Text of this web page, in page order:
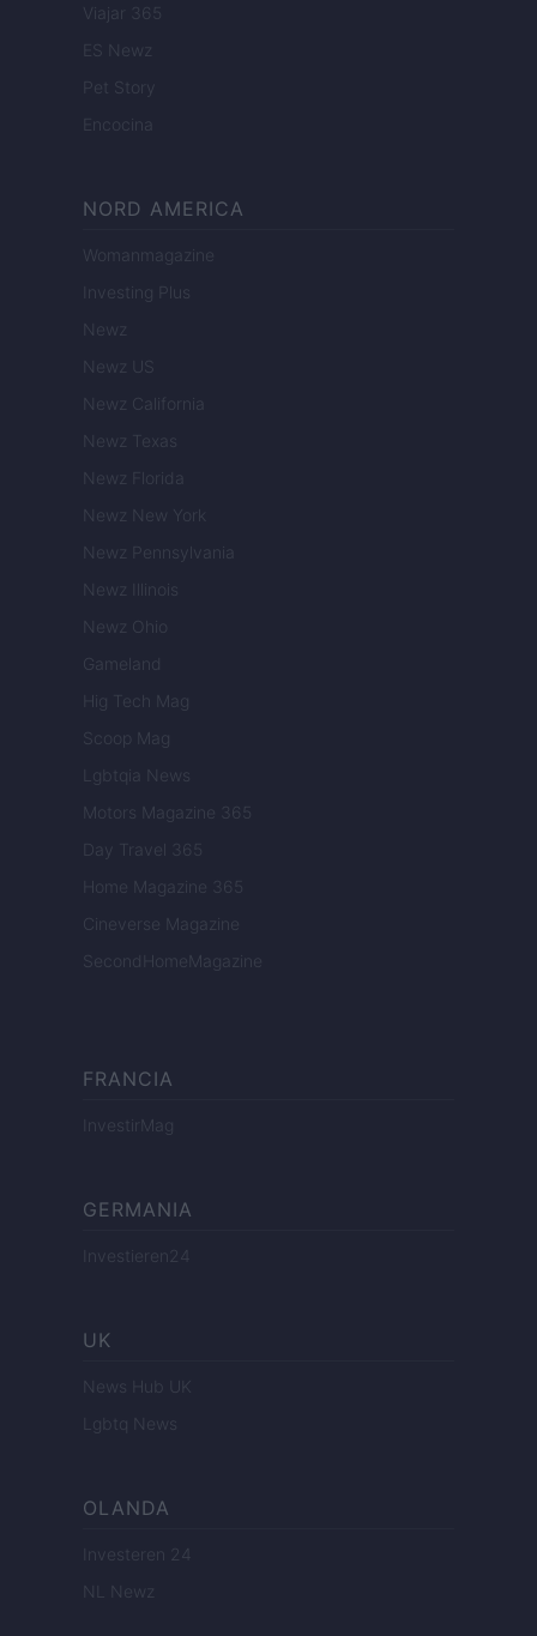
Viajar 365
ES Newz
Pet Story
Encocina
NORD AMERICA
Womanmagazine
Investing Plus
Newz
Newz US
Newz California
Newz Texas
Newz Florida
Newz New York
Newz Pennsylvania
Newz Illinois
Newz Ohio
Gameland
Hig Tech Mag
Scoop Mag
Lgbtqia News
Motors Magazine 365
Day Travel 365
Home Magazine 365
Cineverse Magazine
SecondHomeMagazine
FRANCIA
InvestirMag
GERMANIA
Investieren24
UK
News Hub UK
Lgbtq News
OLANDA
Investeren 24
NL Newz